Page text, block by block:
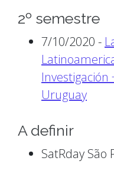
2º semestre
7/10/2020 -
Uruguay
A definir
SatRday São